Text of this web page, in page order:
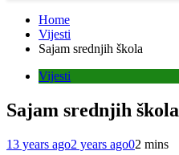
Home
Vijesti
Sajam srednjih škola
Vijesti
Sajam srednjih škola
13 years ago2 years ago02 mins